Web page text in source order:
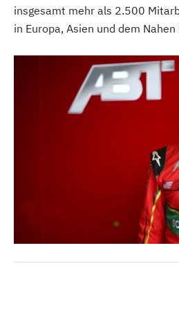
insgesamt mehr als 2.500
in Europa, Asien und dem Nahen